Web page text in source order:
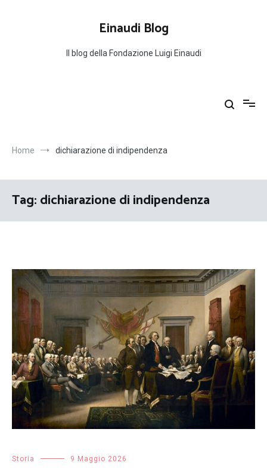
Einaudi Blog
Il blog della Fondazione Luigi Einaudi
Home dichiarazione di indipendenza
Tag:dichiarazione di indipendenza
Storia 9 Maggio 2026